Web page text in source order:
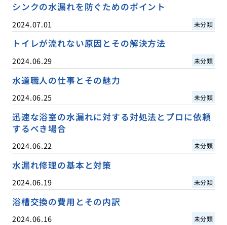
シンクの水漏れを防ぐためのポイント
2024.07.01 未分類
トイレが流れない原因とその解決方法
2024.06.29 未分類
水道職人の仕事とその魅力
2024.06.25 未分類
迅速な浴室の水漏れに対する対処法とプロに依頼
するべき場合
2024.06.22 未分類
水漏れ修理の基本と対策
2024.06.19 未分類
浴槽交換の費用とその内訳
2024.06.16 未分類